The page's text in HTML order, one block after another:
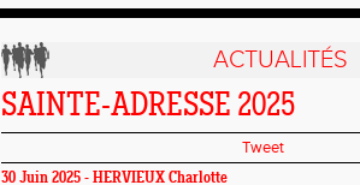
ACTUALITÉS
SAINTE-ADRESSE 2025
Tweet
30 Juin 2025 - HERVIEUX Charlotte